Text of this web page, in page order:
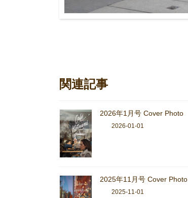
関連記事
2026年1月号 Cover Photo
2026-01-01
2025年11月号 Cover Photo
2025-11-01